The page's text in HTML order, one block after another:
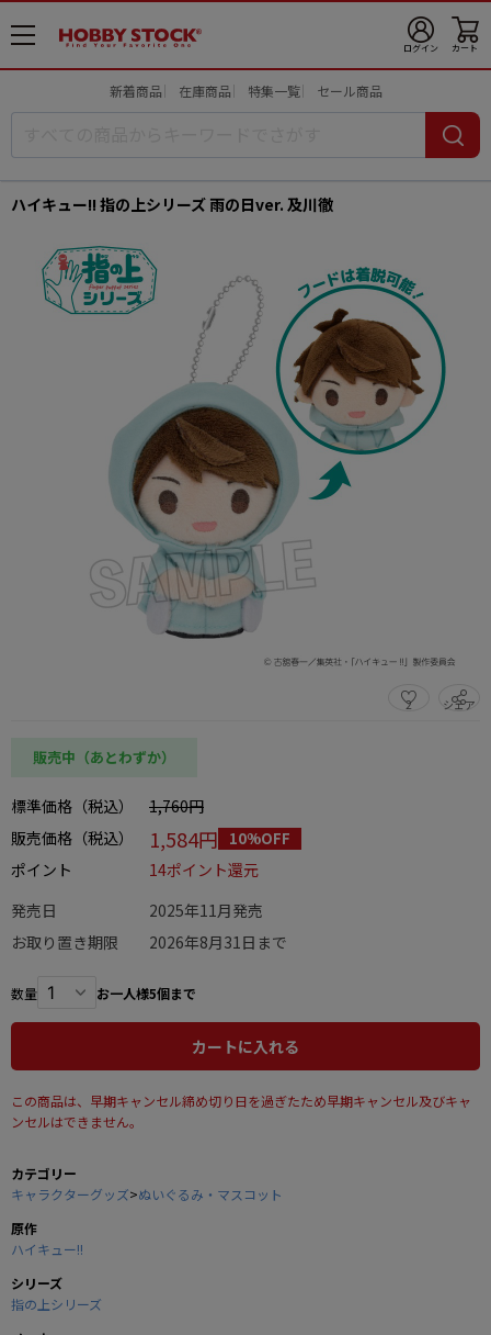
メ
ニ
ログイン カート
新着商品 在庫商品 特集一覧 セール商品
ハイキュー!! 指の上シリーズ 雨の日ver. 及川徹
2 シェア
この商品をシェアする
販売中（あとわずか）
標準価格（税込）
1,760円
販売価格（税込）
1,584円 10%OFF
ポイント
14ポイント還元
発売日
2025年11月発売
お取り置き期限
2026年8月31日まで
数量 お一人様5個まで
カートに入れる
この商品は、早期キャンセル締め切り日を過ぎたため早期キャンセル及びキャ
ンセルはできません。
カテゴリー
キャラクターグッズ>ぬいぐるみ・マスコット
原作
ハイキュー!!
シリーズ
指の上シリーズ